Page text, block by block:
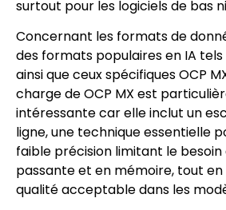
surtout pour les logiciels de bas
Concernant les formats de
des formats populaires en IA tels
ainsi que ceux spécifiques OCP
charge de OCP MX est
intéressante car elle inclut un
ligne, une technique essentielle
faible précision limitant le
passante et en mémoire, tout
qualité acceptable dans les